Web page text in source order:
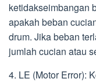
ketidakseimbangan
apakah beban
drum. Jika beban
jumlah cucian atau
4. LE (Motor Error):